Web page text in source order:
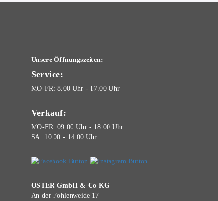
Unsere Öffnungszeiten:
Service:
MO-FR: 8.00 Uhr - 17.00 Uhr
Verkauf:
MO-FR: 09.00 Uhr - 18.00 Uhr
SA: 10:00 - 14:00 Uhr
OSTER GmbH & Co KG
An der Fohlenweide 17